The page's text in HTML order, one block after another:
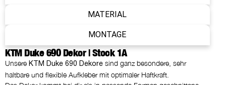
MATERIAL
MONTAGE
KTM Duke 690 Dekor | Stock 1A
Unsere KTM Duke 690 Dekore sind ganz besondere, sehr
haltbare und flexible Aufkleber mit optimaler Haftkraft.